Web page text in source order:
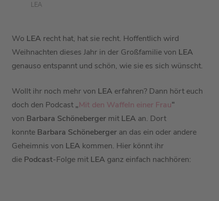
LEA
Wo LEA recht hat, hat sie recht. Hoffentlich wird
Weihnachten dieses Jahr in der Großfamilie von LEA
genauso entspannt und schön, wie sie es sich wünscht.
Wollt ihr noch mehr von LEA erfahren? Dann hört euch
doch den Podcast „Mit den Waffeln einer Frau“
von Barbara Schöneberger mit LEA an. Dort
konnte Barbara Schöneberger an das ein oder andere
Geheimnis von LEA kommen. Hier könnt ihr
die Podcast-Folge mit LEA ganz einfach nachhören: